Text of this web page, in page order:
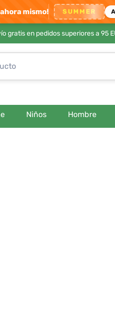
mismo! SUMMER
gratis en pedidos superiores a 95
Niños Hombre